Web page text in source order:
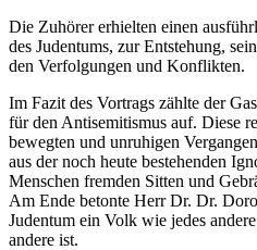
Die Zuhörer erhielten einen
des Judentums, zur Entstehung,
den Verfolgungen und Konflikten.
Im Fazit des Vortrags zählte der
für den Antisemitismus auf. Diese
bewegten und unruhigen
aus der noch heute bestehenden
Menschen fremden Sitten und
Am Ende betonte Herr Dr. Dr.
Judentum ein Volk wie jedes
andere ist.